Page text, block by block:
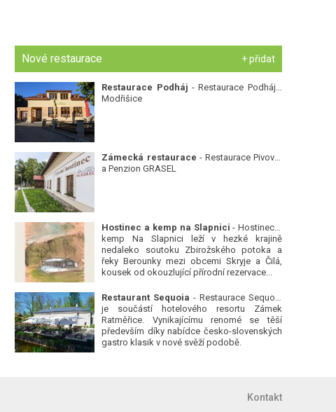
Nové restaurace + přidat
Restaurace Podháj - Restaurace Podháj -
Modřišice
Zámecká restaurace - Restaurace Pivovar
a Penzion GRASEL
Hostinec a kemp na Slapnici - Hostinec a
kemp Na Slapnici leží v hezké krajině
nedaleko soutoku Zbirožského potoka a
řeky Berounky mezi obcemi Skryje a Čilá,
kousek od okouzlující přírodní rezervace...
Restaurant Sequoia - Restaurace Sequoia
je součástí hotelového resortu Zámek
Ratměřice. Vynikajícímu renomé se těší
především díky nabídce česko-slovenských
gastro klasik v nové svěží podobě.
Kontakt